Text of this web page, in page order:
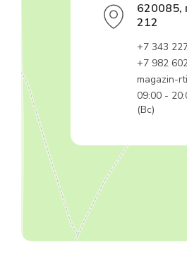
620085,
212
+7 343
+7 982
magazin-
09:00 -
(Вс)